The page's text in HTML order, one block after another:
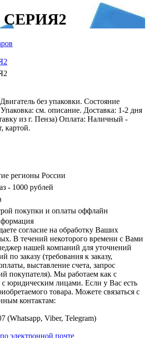
СЕРИЯ2
без упаковки. Состояние
см. описание. Доставка: 1-2 дня
из г. Пенза) Оплата: Наличный -
картой.
регионы России
- 1000 рублей
покупки и оплаты оффлайн
согласие на обработку Ваших
В течений некоторого времени с Вами
нашей компаний для уточнений
по заказу (требования к заказу,
выставление счета, запрос
покупателя). Мы работаем как с
юридическим лицами. Если у Вас есть
товара. Можете связаться с
контактам:
(Whatsapp, Viber, Telegram)
электронной почте